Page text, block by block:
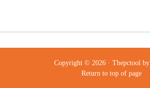
Copyright © 2026 · Thepctoolby
Return to top of page